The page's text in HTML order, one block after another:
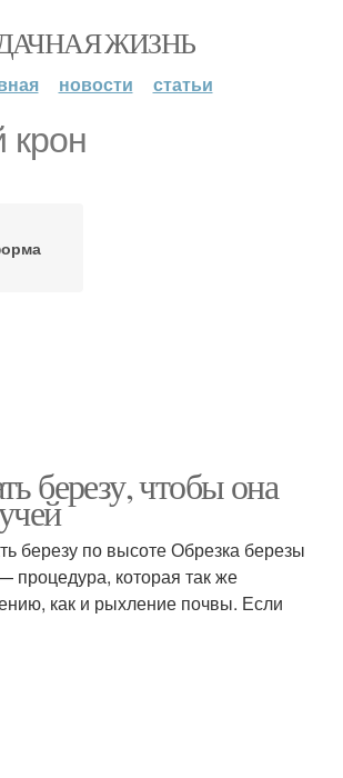
ЖИЗНЬ
новости статьи
крон
березу, чтобы она
березу по высоте Обрезка березы
процедура, которая так же
как и рыхление почвы. Если